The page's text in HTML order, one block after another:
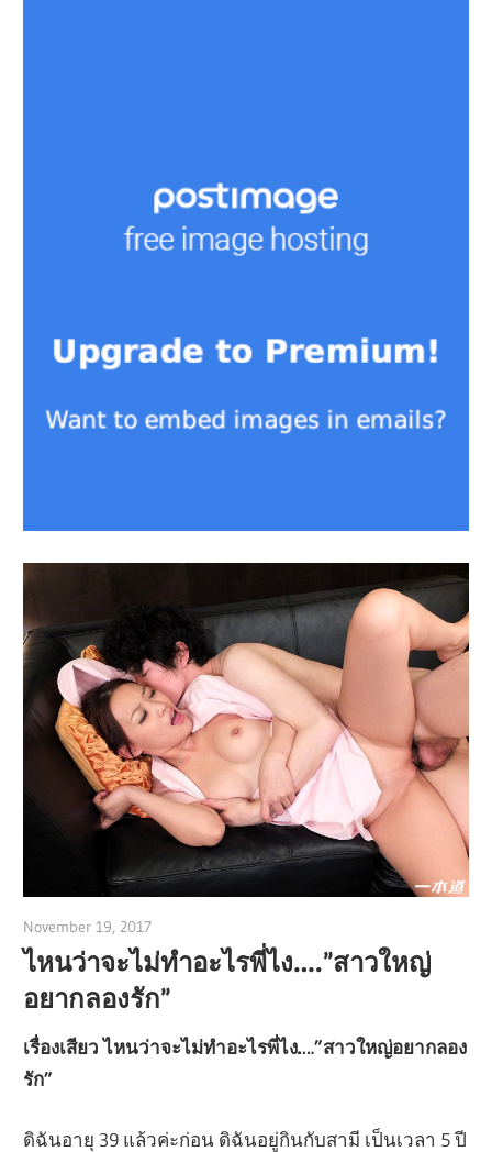
November 19, 2017
ไหนว่าจะไม่ทำอะไรพี่ไง….”สาวใหญ่
อยากลองรัก”
เรื่องเสียว ไหนว่าจะไม่ทำอะไรพี่ไง….”สาวใหญ่อยากลอง
รัก”
ดิฉันอายุ 39 แล้วค่ะก่อน ดิฉันอยู่กินกับสามี เป็นเวลา 5 ปี